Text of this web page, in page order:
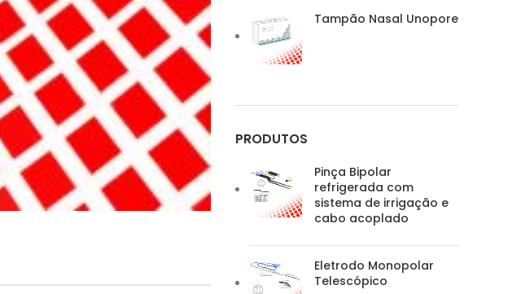
Tampão Nasal Unopore
PRODUTOS
Pinça Bipolar
refrigerada com
sistema de irrigação e
cabo acoplado
Eletrodo Monopolar
Telescópico